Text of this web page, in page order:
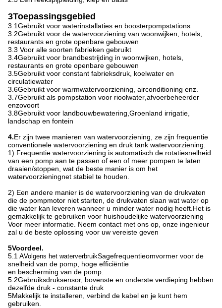
3Toepassingsgebied
3.1Gebruikt voor waterinstallaties en boosterpompstations
3.2Gebruikt voor de watervoorziening van woonwijken, hotels,
restaurants en grote openbare gebouwen
3.3 Voor alle soorten fabrieken gebruikt
3.4Gebruikt voor brandbestrijding in woonwijken, hotels,
restaurants en grote openbare gebouwen
3.5Gebruikt voor constant fabrieksdruk, koelwater en
circulatiewater
3.6Gebruikt voor warmwatervoorziening, airconditioning enz.
3.7Gebruikt als pompstation voor rioolwater afvoerbeheerder
enzovoort
3.8Gebruikt voor landbouwbewatering Groenland irrigatie,
landschap en fontein
4.Er zijn twee manieren van watervoorziening, ze zijn frequentie
conventionele watervoorziening en druk tank watervoorziening.
1) Frequentie watervoorziening is automatisch de rotatiesnelheid
van een pomp aan te passen of een of meer pompen te laten
draaien/stoppen, wat de beste manier is om het
watervoorzieningnet stabiel te houden.
2) Een andere manier is de watervoorziening van de drukvaten
die de pompmotor niet starten, de drukvaten slaan wat water op
die water kan leveren wanneer u minder water nodig heeft.Het is
gemakkelijk te gebruiken voor huishoudelijke watervoorziening
Voor meer informatie. Neem contact met ons op, onze ingenieur
zal u de beste oplossing voor uw vereiste geven
5Voordeel.
5.1 AVolgens het waterverbruikSagefrequentieomvormer voor de
snelheid van de pomp, hoge efficiëntie
en bescherming van de pomp.
5.2Gebruiksdruksensor, bovenste en onderste verdieping hebben
dezelfde druk - constante druk
5Makkelijk te installeren, verbind de kabel en je kunt hem
gebruiken.